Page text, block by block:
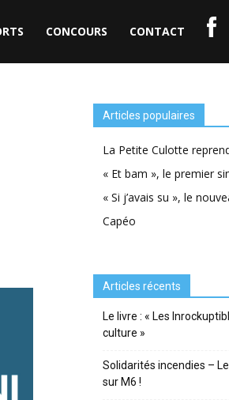
CONCOURS CONTACT
Articles populaires
La Petite Culotte
« Et bam », le premier
« Si j’avais su », le
Capéo
Articles récents
Le livre : « Les
culture »
Solidarités incendies –
sur M6 !